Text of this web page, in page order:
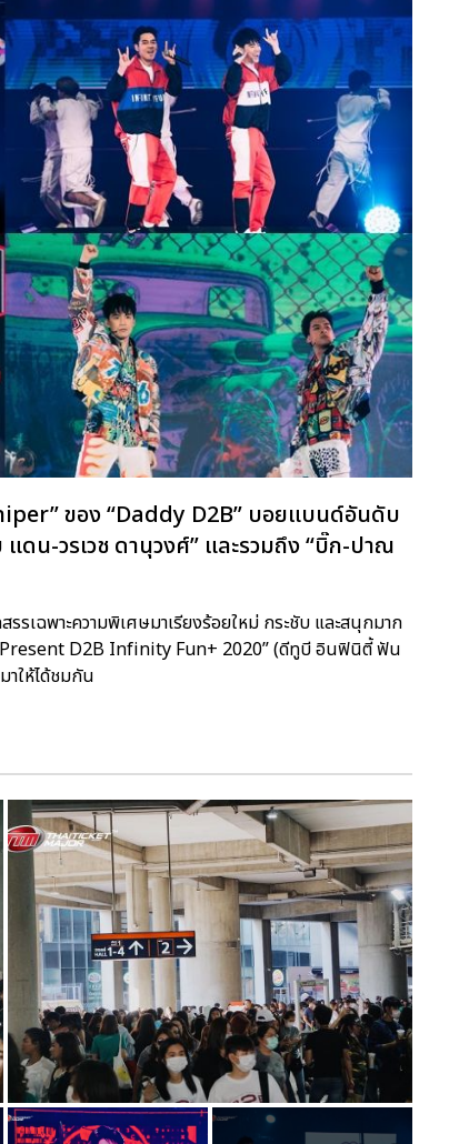
ของ “Daddy D2B” บอยแบนด์อันดับ
น-วรเวช ดานุวงศ์” และรวมถึง “บิ๊ก-ปาณ
รเฉพาะความพิเศษมาเรียงร้อยใหม่ กระชับ และสนุกมาก
D2B Infinity Fun+ 2020” (ดีทูบี อินฟินิตี้ ฟัน
าให้ได้ชมกัน